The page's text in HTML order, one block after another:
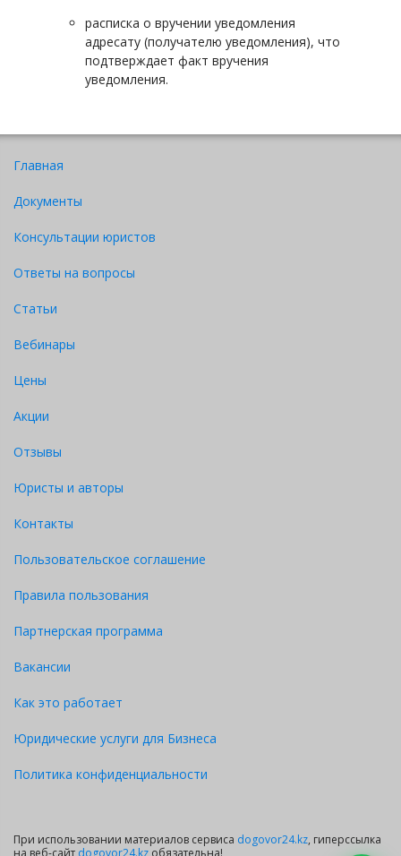
расписка о вручении уведомления
адресату (получателю уведомления), что
подтверждает факт вручения
уведомления.
Главная
Документы
Консультации юристов
Ответы на вопросы
Статьи
Вебинары
Цены
Акции
Отзывы
Юристы и авторы
Контакты
Пользовательское соглашение
Правила пользования
Партнерская программа
Вакансии
Как это работает
Юридические услуги для Бизнеса
Политика конфиденциальности
При использовании материалов сервиса dogovor24.kz, гиперссылка
на веб-сайт dogovor24.kz обязательна!